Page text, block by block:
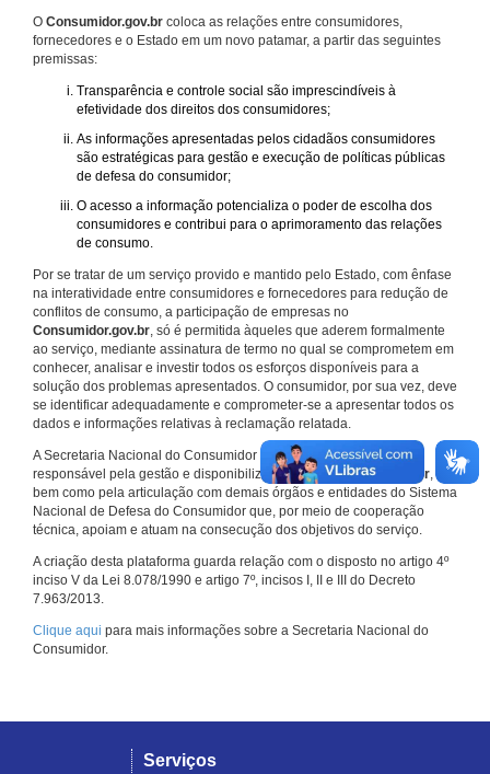
O Consumidor.gov.br coloca as relações entre consumidores,
fornecedores e o Estado em um novo patamar, a partir das seguintes
premissas:
Transparência e controle social são imprescindíveis à
efetividade dos direitos dos consumidores;
As informações apresentadas pelos cidadãos consumidores
são estratégicas para gestão e execução de políticas públicas
de defesa do consumidor;
O acesso a informação potencializa o poder de escolha dos
consumidores e contribui para o aprimoramento das relações
de consumo.
Por se tratar de um serviço provido e mantido pelo Estado, com ênfase
na interatividade entre consumidores e fornecedores para redução de
conflitos de consumo, a participação de empresas no
Consumidor.gov.br, só é permitida àqueles que aderem formalmente
ao serviço, mediante assinatura de termo no qual se comprometem em
conhecer, analisar e investir todos os esforços disponíveis para a
solução dos problemas apresentados. O consumidor, por sua vez, deve
se identificar adequadamente e comprometer-se a apresentar todos os
dados e informações relativas à reclamação relatada.
A Secretaria Nacional do Consumidor do Ministério da Justiça é a
responsável pela gestão e disponibilização doConsumidor.gov.br,
bem como pela articulação com demais órgãos e entidades do Sistema
Nacional de Defesa do Consumidor que, por meio de cooperação
técnica, apoiam e atuam na consecução dos objetivos do serviço.
A criação desta plataforma guarda relação com o disposto no artigo 4º
inciso V da Lei 8.078/1990 e artigo 7º, incisos I, II e III do Decreto
7.963/2013.
Clique aqui para mais informações sobre a Secretaria Nacional do
Consumidor.
Serviços